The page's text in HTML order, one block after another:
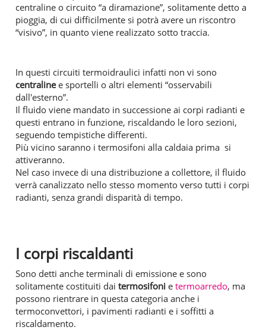
centraline o circuito “a diramazione”, solitamente detto a
pioggia, di cui difficilmente si potrà avere un riscontro
“visivo”, in quanto viene realizzato sotto traccia.
In questi circuiti termoidraulici infatti non vi sono
centralinee sportelli o altri elementi “osservabili
dall'esterno”.
Il fluido viene mandato in successione ai corpi radianti e
questi entrano in funzione, riscaldando le loro sezioni,
seguendo tempistiche differenti.
Più vicino saranno i termosifoni alla caldaia prima si
attiveranno.
Nel caso invece di una distribuzione a collettore, il fluido
verrà canalizzato nello stesso momento verso tutti i corpi
radianti, senza grandi disparità di tempo.
I corpi riscaldanti
Sono detti anche terminali di emissione e sono
solitamente costituiti dai termosifoni e termoarredo, ma
possono rientrare in questa categoria anche i
termoconvettori, i pavimenti radianti e i soffitti a
riscaldamento.